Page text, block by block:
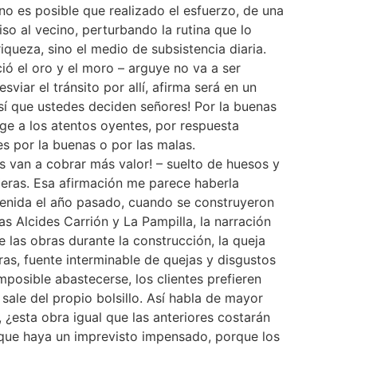
es posible que realizado el esfuerzo, de una
al vecino, perturbando la rutina que lo
sino el medio de subsistencia diaria.
el oro y el moro – arguye no va a ser
el tránsito por allí, afirma será en un
ustedes deciden señores! Por la buenas
a los atentos oyentes, por respuesta
por la buenas o por las malas.
van a cobrar más valor! – suelto de huesos y
Esa afirmación me parece haberla
el año pasado, cuando se construyeron
Alcides Carrión y La Pampilla, la narración
las obras durante la construcción, la queja
fuente interminable de quejas y disgustos
abastecerse, los clientes prefieren
del propio bolsillo. Así habla de mayor
obra igual que las anteriores costarán
haya un imprevisto impensado, porque los